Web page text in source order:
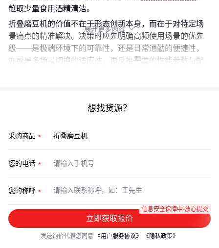
蘸取少量食用酒精清洁。
折叠磨豆机的价值不在于形态创新本身，而在于对特定场
景痛点的精准解决。决策时应先明确高频使用场景的优先
级——是极端环境下的可靠性，还是日常通勤的便捷性，
亦或是多场景切换的适应性，再反推需要的性能参数与配
展开更多内容 
想找货源？
采购商品
您的电话
您的称呼
立即获取报价
信息安全保障中·放心提交
发送询价代表您同意 《用户服务协议》 《隐私政策》